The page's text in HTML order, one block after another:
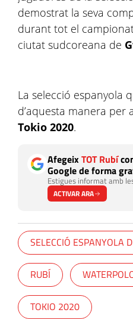
demostrat la seva
durant tot el
ciutat sudcoreana de
La selecció espanyola
d’aquesta manera per
Tokio 2020.
AfegeixTOT Rubí
Google de forma
Estigues informat amb
ACTIVAR ARA
SELECCIÓ ESPANYOLA
RUBÍ
TOKIO 2020